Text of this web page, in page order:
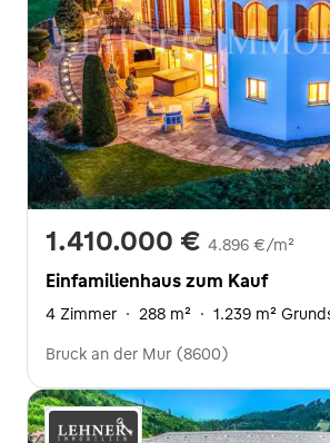
1.410.000 € 4.896 €/m²
Einfamilienhaus zum Kauf
4 Zimmer · 288 m² · 1.239 m²
Bruck an der Mur (8600)